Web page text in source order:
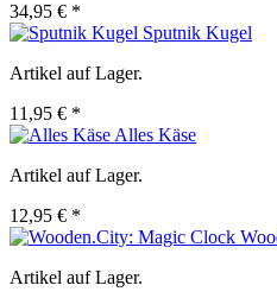
34,95 € *
Sputnik Kugel
Artikel auf Lager.
11,95 € *
Alles Käse
Artikel auf Lager.
12,95 € *
Artikel auf Lager.